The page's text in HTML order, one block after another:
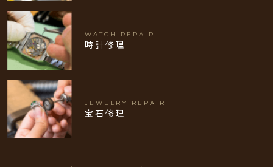
WATCH REPAIR
時計修理
JEWELRY REPAIR
宝石修理